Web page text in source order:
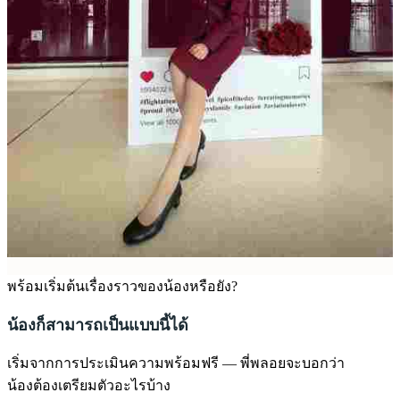
พร้อมเริ่มต้นเรื่องราวของน้องหรือยัง?
น้องก็สามารถเป็นแบบนี้ได้
เริ่มจากการประเมินความพร้อมฟรี — พี่พลอยจะบอกว่า
น้องต้องเตรียมตัวอะไรบ้าง